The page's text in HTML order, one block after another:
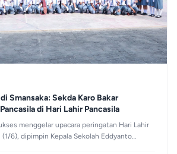
Smansaka: Sekda Karo Bakar
di Hari Lahir Pancasila
menggelar upacara peringatan Hari Lahir
(1/6), dipimpin Kepala Sekolah Eddyanto